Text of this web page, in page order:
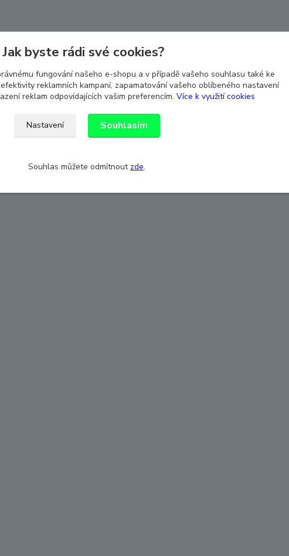
Jak byste rádi své cookies?
fungování našeho e-shopu a v případě vašeho souhlasu také ke
reklamních kampaní, zapamatování vašeho oblíbeného nastavení
reklam odpovídajících vašim preferencím. Více k využití cookies
Nastavení Souhlasím
Souhlas můžete odmítnout zde.